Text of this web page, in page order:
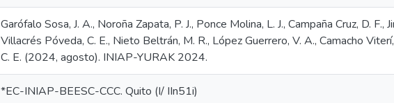
Garófalo Sosa, J. A., Noroña Zapata, P. J., Ponce Molina, L. J., Campaña Cruz, D. F.,
Villacrés Póveda, C. E., Nieto Beltrán, M. R., López Guerrero, V. A., Camacho
C. E. (2024, agosto). INIAP-YURAK 2024.
*EC-INIAP-BEESC-CCC. Quito (I/ IIn51i)